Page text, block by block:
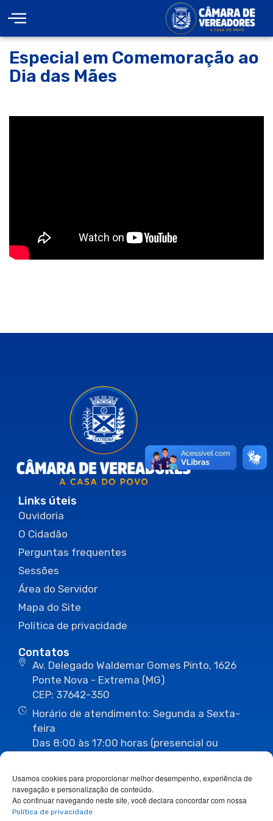
Usamos cookies para proporcionar melhor desempenho, experiência de
navegação e personalização de conteúdo.
Ao continuar navegando neste site, você declara concordar com nossa
Política de privacidade
Especial em Comemoração ao
Dia das Mães
Links úteis
Ouvidoria
O Cidadão
Perguntas frequentes
Sessões
Área do Servidor
Mapa do Site
Política de privacidade
Contatos
Av. Delegado Waldemar Gomes Pinto, 1626
Ponte Nova - Extrema (MG)
CEP: 37642-350
Horário de atendimento: Segunda a Sexta-
feira
Das 8:00 às 17:00 horas (presencial ou
(35) 3435-1112 (35) 3435-3063
ouvidoria@camaraextrema.mg.gov.br
imprensa@camaraextrema.mg.gov.br
Siga-nos: